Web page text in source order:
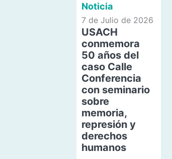
Noticia
7 de Julio de 2026
USACH
conmemora
50 años del
caso Calle
Conferencia
con seminario
sobre
memoria,
represión y
derechos
humanos